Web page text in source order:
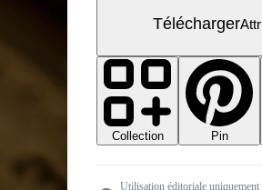
Télécharger
Collection Pin
Utilisation éditoriale uniquement